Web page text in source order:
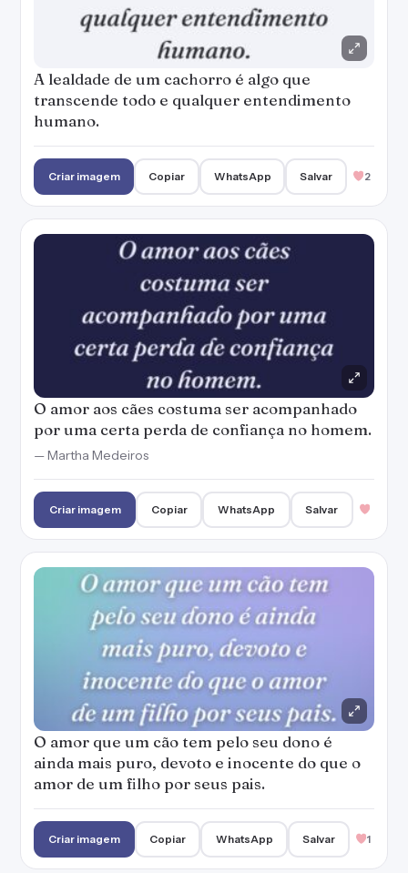
A lealdade de um cachorro é algo que
transcende todo e qualquer entendimento
humano.
Criar imagem Copiar WhatsApp Salvar 2
O amor aos cães costuma ser acompanhado
por uma certa perda de confiança no homem.
— Martha Medeiros
Criar imagem Copiar WhatsApp Salvar
O amor que um cão tem pelo seu dono é
ainda mais puro, devoto e inocente do que o
amor de um filho por seus pais.
Criar imagem Copiar WhatsApp Salvar 1